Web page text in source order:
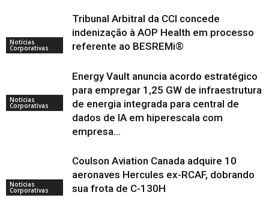
Notícias
Corporativas
Tribunal Arbitral da CCI concede
indenização à AOP Health em processo
referente ao BESREMi®
Notícias
Corporativas
Energy Vault anuncia acordo estratégico
para empregar 1,25 GW de infraestrutura
de energia integrada para central de
dados de IA em hiperescala com
empresa...
Notícias
Corporativas
Coulson Aviation Canada adquire 10
aeronaves Hercules ex-RCAF, dobrando
sua frota de C-130H